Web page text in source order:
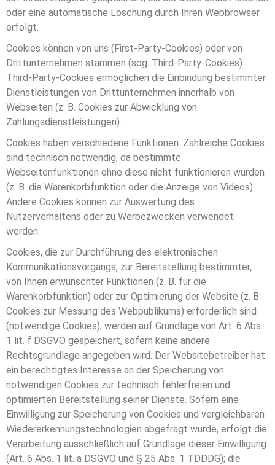
oder eine automatische Löschung durch Ihren Webbrowser
erfolgt.
Cookies können von uns (First-Party-Cookies) oder von
Drittunternehmen stammen (sog. Third-Party-Cookies).
Third-Party-Cookies ermöglichen die Einbindung bestimmter
Dienstleistungen von Drittunternehmen innerhalb von
Webseiten (z. B. Cookies zur Abwicklung von
Zahlungsdienstleistungen).
Cookies haben verschiedene Funktionen. Zahlreiche Cookies
sind technisch notwendig, da bestimmte
Webseitenfunktionen ohne diese nicht funktionieren würden
(z. B. die Warenkorbfunktion oder die Anzeige von Videos).
Andere Cookies können zur Auswertung des
Nutzerverhaltens oder zu Werbezwecken verwendet
werden.
Cookies, die zur Durchführung des elektronischen
Kommunikationsvorgangs, zur Bereitstellung bestimmter,
von Ihnen erwünschter Funktionen (z. B. für die
Warenkorbfunktion) oder zur Optimierung der Website (z. B.
Cookies zur Messung des Webpublikums) erforderlich sind
(notwendige Cookies), werden auf Grundlage von Art. 6 Abs.
1 lit. f DSGVO gespeichert, sofern keine andere
Rechtsgrundlage angegeben wird. Der Websitebetreiber hat
ein berechtigtes Interesse an der Speicherung von
notwendigen Cookies zur technisch fehlerfreien und
optimierten Bereitstellung seiner Dienste. Sofern eine
Einwilligung zur Speicherung von Cookies und vergleichbaren
Wiedererkennungstechnologien abgefragt wurde, erfolgt die
Verarbeitung ausschließlich auf Grundlage dieser Einwilligung
(Art. 6 Abs. 1 lit. a DSGVO und § 25 Abs. 1 TDDDG); die